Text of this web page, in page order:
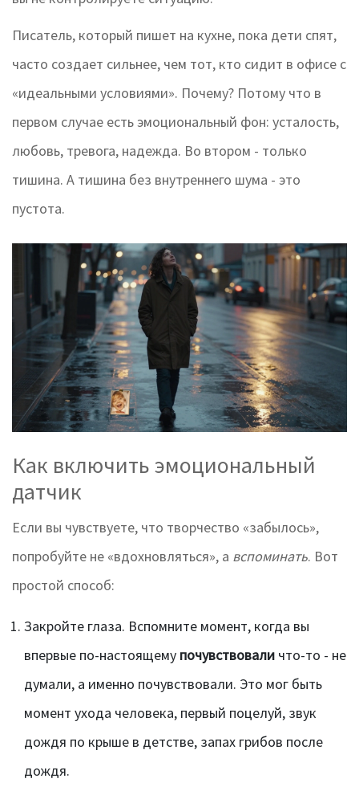
Писатель, который пишет на кухне, пока дети спят,
часто создает сильнее, чем тот, кто сидит в офисе с
«идеальными условиями». Почему? Потому что в
первом случае есть эмоциональный фон: усталость,
любовь, тревога, надежда. Во втором - только
тишина. А тишина без внутреннего шума - это
пустота.
Как включить эмоциональный
датчик
Если вы чувствуете, что творчество «забылось»,
попробуйте не «вдохновляться», а вспоминать. Вот
простой способ:
Закройте глаза. Вспомните момент, когда вы
впервые по-настоящему почувствовали что-то - не
думали, а именно почувствовали. Это мог быть
момент ухода человека, первый поцелуй, звук
дождя по крыше в детстве, запах грибов после
дождя.